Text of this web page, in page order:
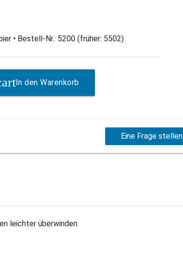
• Bestell-Nr.: 5200 (früher: 5502)
In den Warenkorb
Eine Frage stellen
leichter überwinden.